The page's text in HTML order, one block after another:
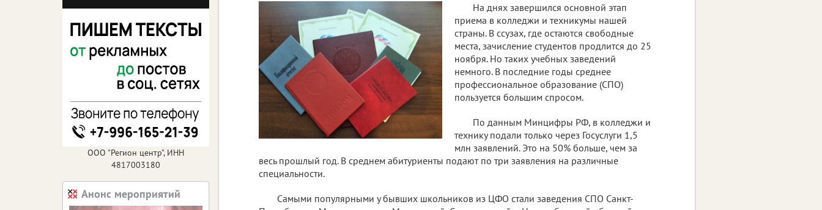
На днях завершился основной этап
приема в колледжи и техникумы нашей
страны. В ссузах, где остаются свободные
места, зачисление студентов продлится до 25
ноября. Но таких учебных заведений
немного. В последние годы среднее
профессиональное образование (СПО)
пользуется большим спросом.
По данным Минцифры РФ, в колледжи и
технику подали только через Госуслуги 1,5
млн заявлений. Это на 50% больше, чем за
весь прошлый год. В среднем абитуриенты подают по три заявления на различные
специальности.
Самыми популярными у бывших школьников из ЦФО стали заведения СПО Санкт-
ООО "Регион центр", ИНН
4817003180
Анонс мероприятий